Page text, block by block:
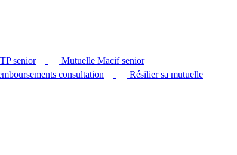
senior
Mutuelle Macif senior
consultation Résilier sa mutuelle